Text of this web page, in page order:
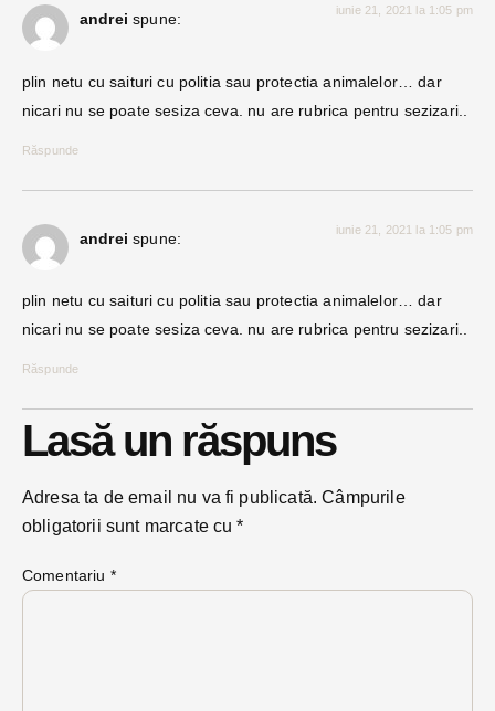
andrei spune: iunie 21, 2021 la 1:05 pm
plin netu cu saituri cu politia sau protectia animalelor… dar
nicari nu se poate sesiza ceva. nu are rubrica pentru sezizari..
Răspunde
andrei spune: iunie 21, 2021 la 1:05 pm
plin netu cu saituri cu politia sau protectia animalelor… dar
nicari nu se poate sesiza ceva. nu are rubrica pentru sezizari..
Răspunde
Lasă un răspuns
Adresa ta de email nu va fi publicată. Câmpurile
obligatorii sunt marcate cu*
Comentariu *